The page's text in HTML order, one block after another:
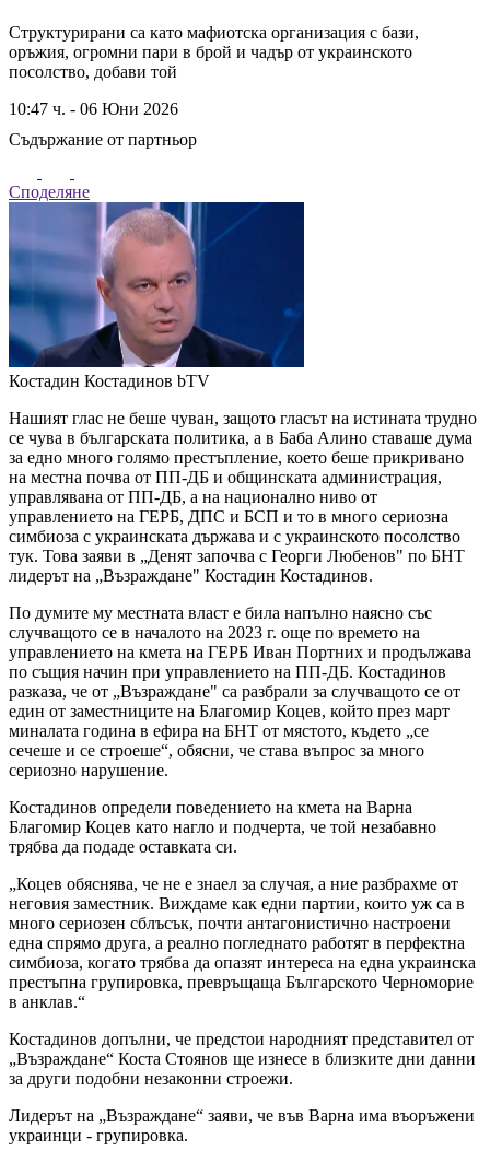
Структурирани са като мафиотска организация с бази,
оръжия, огромни пари в брой и чадър от украинското
посолство, добави той
10:47 ч. - 06 Юни 2026
Съдържание от партньор
Споделяне
Костадин Костадинов bTV
Нашият глас не беше чуван, защото гласът на истината трудно
се чува в българската политика, а в Баба Алино ставаше дума
за едно много голямо престъпление, което беше прикривано
на местна почва от ПП-ДБ и общинската администрация,
управлявана от ПП-ДБ, а на национално ниво от
управлението на ГЕРБ, ДПС и БСП и то в много сериозна
симбиоза с украинската държава и с украинското посолство
тук. Това заяви в „Денят започва с Георги Любенов" по БНТ
лидерът на „Възраждане" Костадин Костадинов.
По думите му местната власт е била напълно наясно със
случващото се в началото на 2023 г. още по времето на
управлението на кмета на ГЕРБ Иван Портних и продължава
по същия начин при управлението на ПП-ДБ. Костадинов
разказа, че от „Възраждане" са разбрали за случващото се от
един от заместниците на Благомир Коцев, който през март
миналата година в ефира на БНТ от мястото, където „се
сечеше и се строеше“, обясни, че става въпрос за много
сериозно нарушение.
Костадинов определи поведението на кмета на Варна
Благомир Коцев като нагло и подчерта, че той незабавно
трябва да подаде оставката си.
„Коцев обяснява, че не е знаел за случая, а ние разбрахме от
неговия заместник. Виждаме как едни партии, които уж са в
много сериозен сблъсък, почти антагонистично настроени
една спрямо друга, а реално погледнато работят в перфектна
симбиоза, когато трябва да опазят интереса на една украинска
престъпна групировка, превръщаща Българското Черноморие
в анклав.“
Костадинов допълни, че предстои народният представител от
„Възраждане“ Коста Стоянов ще изнесе в близките дни данни
за други подобни незаконни строежи.
Лидерът на „Възраждане“ заяви, че във Варна има въоръжени
украинци - групировка.